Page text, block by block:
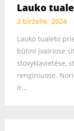
Lauko
2 birželio, 2024
Lauko tualeto
būtini įvairiose
stovyklavietėse,
renginiuose.
ir…